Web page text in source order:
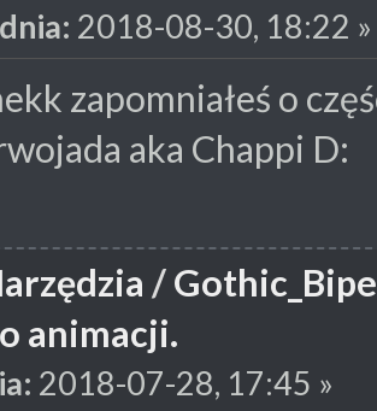
dnia: 2018-08-30, 18:22 »
zapomniałeś o
aka Chappi D:
/
animacji.
2018-07-28, 17:45 »